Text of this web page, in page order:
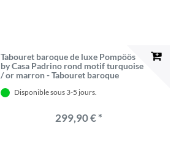
Tabouret baroque de luxe Pompöös
by Casa Padrino rond motif turquoise
/ or marron - Tabouret baroque
Glööckler
Disponible sous 3-5 jours.
299,90 € *